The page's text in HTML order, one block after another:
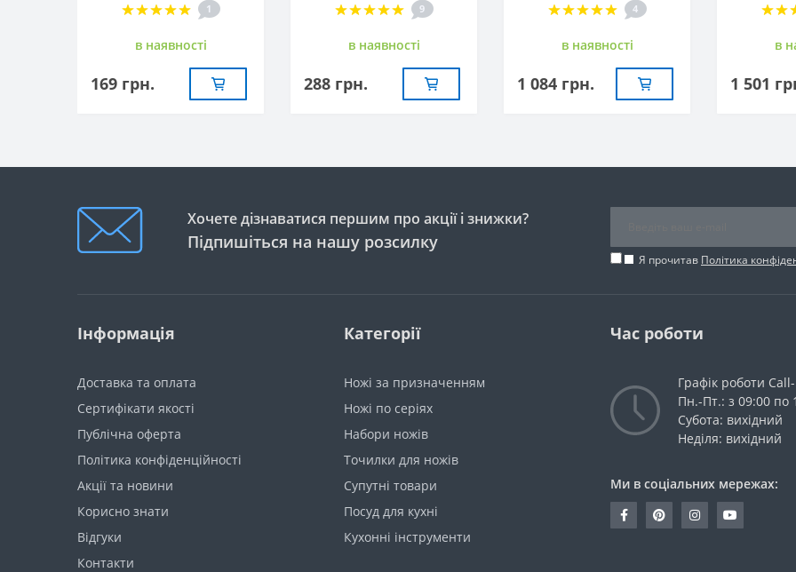
1
в наявностi
169 грн.
9
в наявностi
288 грн.
4
в наявностi
1 084 грн.
в
1 501
Хочете дізнаватися першим про акції і знижки?
Підпишіться на нашу розсилку
Я прочитав Політика
Інформація
Доставка та оплата
Сертифікати якості
Публічна оферта
Політика конфіденційності
Акції та новини
Корисно знати
Вiдгуки
Контакти
Категорії
Ножі за призначенням
Ножі по серіях
Набори ножів
Точилки для ножів
Супутні товари
Посуд для кухні
Кухонні інструменти
Час роботи
Графік роботи
Пн.-Пт.: з 09:00 по
Субота: вихідний
Неділя: вихідний
Ми в соціальних мережах: